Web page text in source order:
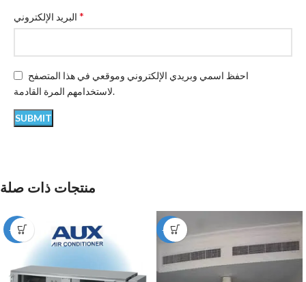
*
احفظ اسمي وبريدي الإلكتروني وموقعي في هذا المتصفح
لاستخدامهم المرة القادمة.
منتجات ذات صلة
-12% -49%